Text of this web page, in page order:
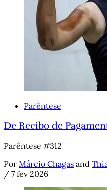
Parêntese
De Recibo de
Parêntese #312
Por Márcio Chagas and
/ 7 fev 2026